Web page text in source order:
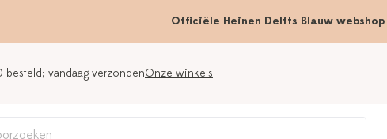
Officiële Heinen Delfts Blauw webshop
besteld; vandaag verzondenOnze winkels